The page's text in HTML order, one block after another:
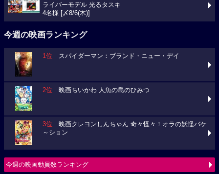
ライバーモデル 光るタスキ
4名様 [〆8/6(木)]
今週の映画ランキング
1位 スパイダーマン：ブランド・ニュー・デイ
2位 映画ちいかわ 人魚の島のひみつ
3位 映画クレヨンしんちゃん 奇々怪々！オラの妖怪バケ
～ション
今週の映画動員数ランキング